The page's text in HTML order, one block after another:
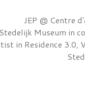
JEP @ Centre
Museum in
in Residence 3.0,